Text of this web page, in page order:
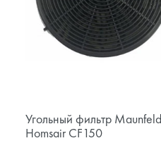
Угольный фильтр
Homsair CF150